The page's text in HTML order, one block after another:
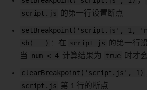
script.js
的第一行设置断点
setBreakpoint('script.js', 1,
sb(...) ：在 script.js
的第一行
当
num < 4 计算结果为 true 时才
clearBreakpoint('script.js', 1)
script.js 第 1 行的断点